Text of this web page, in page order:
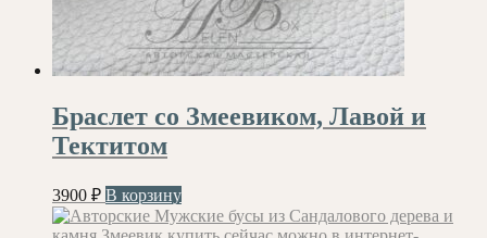
Браслет со Змеевиком, Лавой и
Тектитом
3900 ₽ В корзину